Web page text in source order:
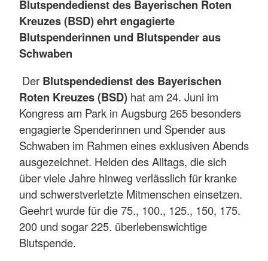
Blutspendedienst des Bayerischen Roten
Kreuzes (BSD) ehrt engagierte
Blutspenderinnen und Blutspender aus
Schwaben
Der Blutspendedienst des Bayerischen
Roten Kreuzes (BSD) hat am 24. Juni im
Kongress am Park in Augsburg 265 besonders
engagierte Spenderinnen und Spender aus
Schwaben im Rahmen eines exklusiven Abends
ausgezeichnet. Helden des Alltags, die sich
über viele Jahre hinweg verlässlich für kranke
und schwerstverletzte Mitmenschen einsetzen.
Geehrt wurde für die 75., 100., 125., 150, 175.
200 und sogar 225. überlebenswichtige
Blutspende.